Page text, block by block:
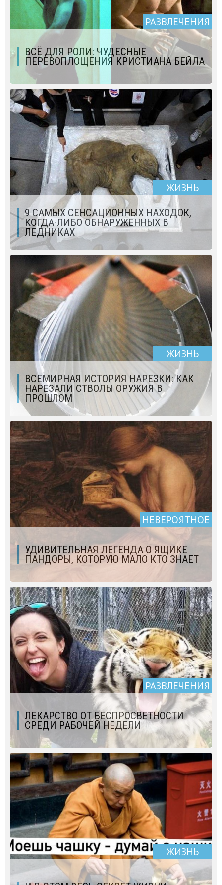
РАЗВЛЕЧЕНИЯ
ВСЁ ДЛЯ РОЛИ: ЧУДЕСНЫЕ
ПЕРЕВОПЛОЩЕНИЯ КРИСТИАНА БЕЙЛА
ЖИЗНЬ
9 САМЫХ СЕНСАЦИОННЫХ НАХОДОК,
КОГДА-ЛИБО ОБНАРУЖЕННЫХ В
ЛЕДНИКАХ
ЖИЗНЬ
ВСЕМИРНАЯ ИСТОРИЯ НАРЕЗКИ: КАК
НАРЕЗАЛИ СТВОЛЫ ОРУЖИЯ В
ПРОШЛОМ
НЕВЕРОЯТНОЕ
УДИВИТЕЛЬНАЯ ЛЕГЕНДА О ЯЩИКЕ
ПАНДОРЫ, КОТОРУЮ МАЛО КТО ЗНАЕТ
РАЗВЛЕЧЕНИЯ
ЛЕКАРСТВО ОТ БЕСПРОСВЕТНОСТИ
СРЕДИ РАБОЧЕЙ НЕДЕЛИ
ЖИЗНЬ